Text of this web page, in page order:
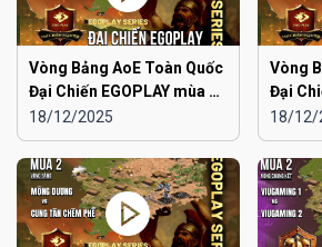
Vòng Bảng AoE Toàn Quốc
Đại Chiến EGOPLAY mùa 2 |
Liên Quân Hà Nội vs Hà
Đông
18/12/2025
Vòng
Đại
Liên
Dương
18/12/